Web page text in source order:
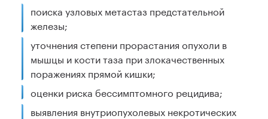
поиска узловых метастаз предстательной
железы;
уточнения степени прорастания опухоли в
мышцы и кости таза при злокачественных
поражениях прямой кишки;
оценки риска бессимптомного рецидива;
выявления внутриопухолевых некротических